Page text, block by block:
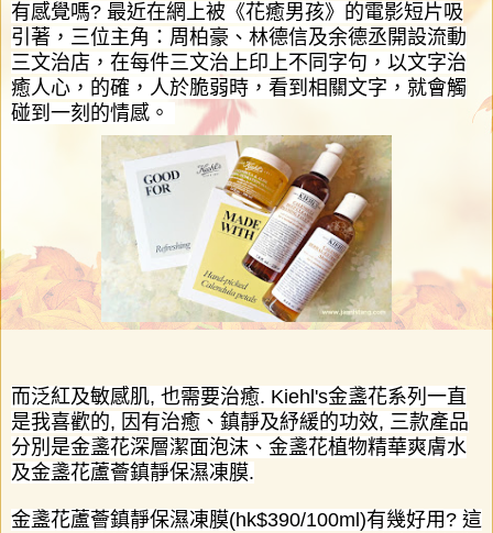
有感覺嗎? 最近在網上被 《花癒男孩》 的電影短片吸
引著，三位主角：周柏豪、林德信及余德丞開設流動
三文治店，在每件三文治上印上不同字句，以文字治
癒人心，的確，人於脆弱時，看到相關文字，就會觸
碰到一刻的情感。
而泛紅及敏感肌, 也需要治癒. Kiehl's金盞花系列一直
是我喜歡的, 因有治癒、鎮靜及紓緩的功效, 三款產品
分別是金盞花深層潔面泡沫、金盞花植物精華爽膚水
及金盞花蘆薈鎮靜保濕凍膜.
金盞花蘆薈鎮靜保濕凍膜(hk$390/100ml)有幾好用? 這